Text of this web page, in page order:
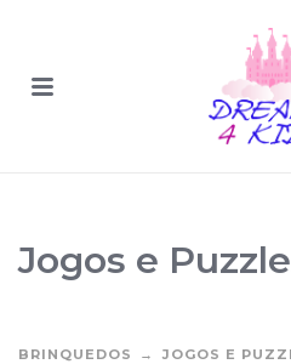
Jogos e
BRINQUEDOS JOGOS E